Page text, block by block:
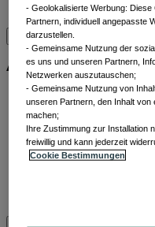
Alle Anlageklassen
Alle ETFs
Thematic ETFs
Min TE ETFs
Aktive fundamentale
ESG Enhanced ETFs
Alpha Enhanced ETFs
- Geolokalisierte Werbung:
Partnern, individuell angepasste
darzustellen.
- Gemeinsame Nutzung der
es uns und unseren Partnern,
Netzwerken auszutauschen;
- Gemeinsame Nutzung von
unseren Partnern, den Inhalt
machen;
Ihre Zustimmung zur Installation
freiwillig und kann jederzeit
Cookie Bestimmungen